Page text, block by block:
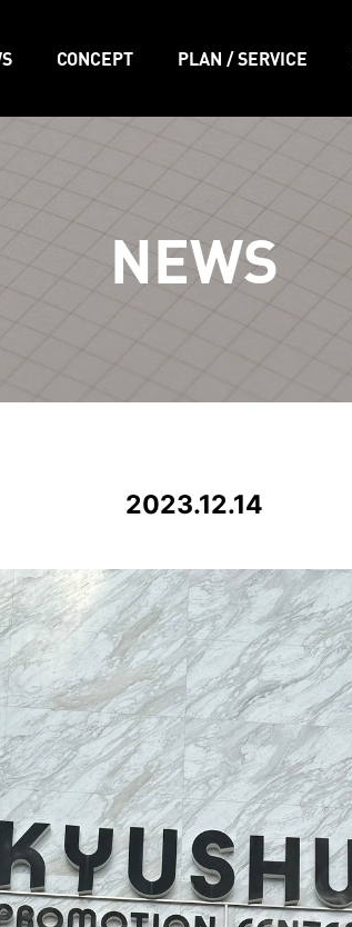
CONCEPT PLAN / SERVICE
NEWS
2023.12.14